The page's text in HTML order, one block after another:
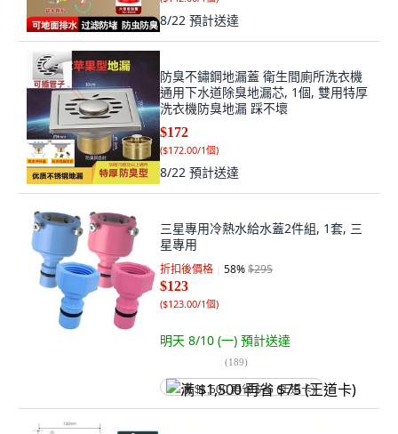
8/22 預計送達
防臭不鏽鋼地漏蓋 衛生間廁所洗衣機
通用下水道除臭地漏芯, 1個, 雙用特厚
洗衣機防臭地漏 踩不壞
$172
($172.00/1個)
8/22 預計送達
三星專用冷熱水給水蓋2件組, 1套, 三
星專用
折扣後價格 58%$295
$123
($123.00/1個)
明天 8/10 (一) 預計送達
(189)
满 $1,500 再省 $75 (王道卡)